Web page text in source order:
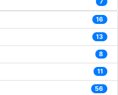
16
13
8
11
56